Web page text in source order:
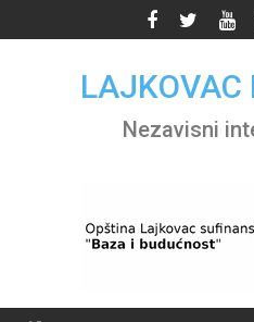
to
LAJKOVAC
Nezavisni